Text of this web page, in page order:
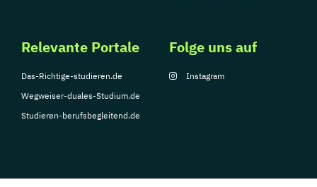
Relevante Portale
Das-Richtige-studieren.de
Wegweiser-duales-Studium.de
Studieren-berufsbegleitend.de
Folge uns auf
Instagram